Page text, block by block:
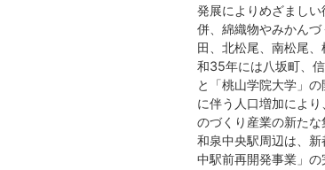
発展によりめざまし
併、綿織物やみかん
田、北松尾、南松尾
和35年には八坂町、
と「桃山学院大学」
に伴う人口増加によ
のづくり産業の新た
和泉中央駅周辺は、
中駅前再開発事業」